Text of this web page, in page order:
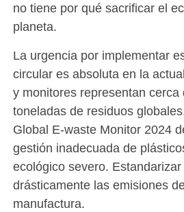
no tiene por qué sacrificar el
planeta.
La urgencia por implementar
circular es absoluta en la
y monitores representan cerca
toneladas de residuos
Global E-waste Monitor 2024
gestión inadecuada de
ecológico severo.
drásticamente las emisiones
manufactura.